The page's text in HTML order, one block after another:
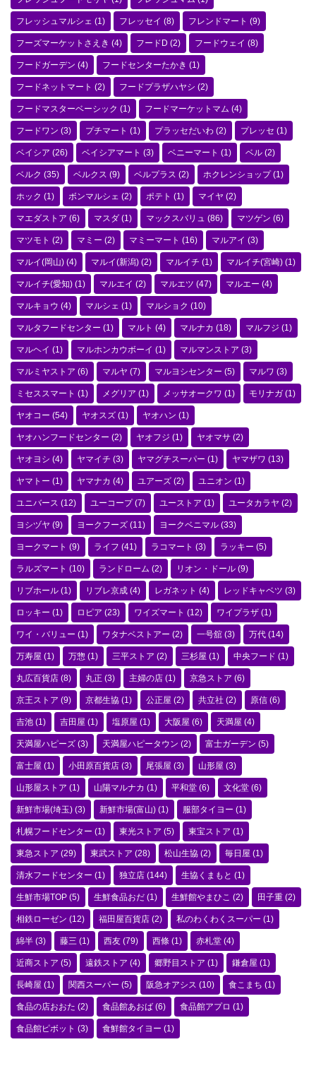
フレッシュマルシェ (1) フレッセイ (8) フレンドマート (9)
フーズマーケットさえき (4) フードD (2) フードウェイ (8)
フードガーデン (4) フードセンターたかき (1)
フードネットマート (2) フードプラザハヤシ (2)
フードマスターベーシック (1) フードマーケットマム (4)
フードワン (3) プチマート (1) プラッセだいわ (2) プレッセ (1)
ベイシア (26) ベイシアマート (3) ベニーマート (1) ベル (2)
ベルク (35) ベルクス (9) ベルプラス (2) ホクレンショップ(1)
ホック (1) ボンマルシェ (2) ポテト (1) マイヤ (2)
マエダストア (6) マスダ (1) マックスバリュ (86) マツゲン (6)
マツモト (2) マミー (2) マミーマート (16) マルアイ (3)
マルイ(岡山) (4) マルイ(新潟) (2) マルイチ (1) マルイチ(宮崎) (1)
マルイチ(愛知) (1) マルエイ (2) マルエツ (47) マルエー (4)
マルキョウ (4) マルシェ (1) マルショク (10)
マルタフードセンター (1) マルト (4) マルナカ (18) マルフジ (1)
マルヘイ (1) マルホンカウボーイ (1) マルマンストア (3)
マルミヤストア (6) マルヤ (7) マルヨシセンター (5) マルワ (3)
ミセススマート (1) メグリア (1) メッサオークワ (1) モリナガ (1)
ヤオコー (54) ヤオスズ (1) ヤオハン (1)
ヤオハンフードセンター (2) ヤオフジ (1) ヤオマサ (2)
ヤオヨシ (4) ヤマイチ (3) ヤマグチスーパー (1) ヤマザワ (13)
ヤマトー (1) ヤマナカ (4) ユアーズ (2) ユニオン (1)
ユニバース (12) ユーコープ(7) ユーストア (1) ユータカラヤ (2)
ヨシヅヤ (9) ヨークフーズ (11) ヨークベニマル (33)
ヨークマート (9) ライフ (41) ラコマート (3) ラッキー (5)
ラルズマート (10) ランドローム (2) リオン・ドール (9)
リブホール (1) リブレ京成 (4) レガネット (4) レッドキャベツ (3)
ロッキー (1) ロピア (23) ワイズマート (12) ワイプラザ (1)
ワイ・バリュー (1) ワタナベストアー (2) 一号舘 (3) 万代 (14)
万寿屋 (1) 万惣 (1) 三平ストア (2) 三杉屋 (1) 中央フード (1)
丸広百貨店 (8) 丸正 (3) 主婦の店 (1) 京急ストア (6)
京王ストア (9) 京都生協 (1) 公正屋 (2) 共立社 (2) 原信 (6)
吉池 (1) 吉田屋 (1) 塩原屋 (1) 大阪屋 (6) 天満屋 (4)
天満屋ハピーズ (3) 天満屋ハピータウン (2) 富士ガーデン (5)
富士屋 (1) 小田原百貨店 (3) 尾張屋 (3) 山形屋 (3)
山形屋ストア (1) 山陽マルナカ (1) 平和堂 (6) 文化堂 (6)
新鮮市場(埼玉) (3) 新鮮市場(富山) (1) 服部タイヨー (1)
札幌フードセンター (1) 東光ストア (5) 東宝ストア (1)
東急ストア (29) 東武ストア (28) 松山生協 (2) 毎日屋 (1)
清水フードセンター (1) 独立店 (144) 生協くまもと (1)
生鮮市場TOP (5) 生鮮食品おだ (1) 生鮮館やまひこ (2) 田子重 (2)
相鉄ローゼン (12) 福田屋百貨店 (2) 私のわくわくスーパー (1)
綿半 (3) 藤三 (1) 西友 (79) 西條 (1) 赤札堂 (4)
近商ストア (5) 遠鉄ストア (4) 郷野目ストア (1) 鎌倉屋 (1)
長崎屋 (1) 関西スーパー (5) 阪急オアシス (10) 食こまち (1)
食品の店おおた (2) 食品館あおば (6) 食品館アプロ (1)
食品館ピボット (3) 食鮮館タイヨー (1)